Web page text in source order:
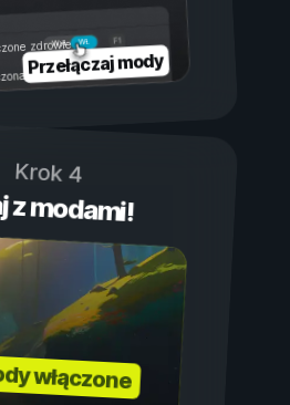
Wł.
Wył.
zdrowie
wytrzymałość
Przełączaj mody
Krok 4
z modami!
włączone